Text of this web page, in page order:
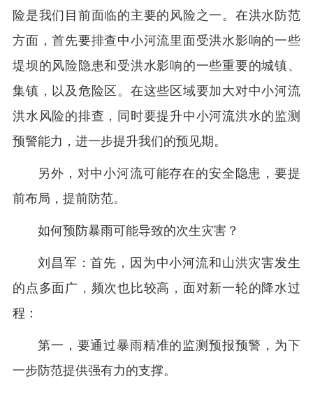
险是我们目前面临的主要的风险之一。在洪水防范
方面，首先要排查中小河流里面受洪水影响的一些
堤坝的风险隐患和受洪水影响的一些重要的城镇、
集镇，以及危险区。在这些区域要加大对中小河流
洪水风险的排查，同时要提升中小河流洪水的监测
预警能力，进一步提升我们的预见期。
另外，对中小河流可能存在的安全隐患，要提
前布局，提前防范。
如何预防暴雨可能导致的次生灾害？
刘昌军：首先，因为中小河流和山洪灾害发生
的点多面广，频次也比较高，面对新一轮的降水过
程：
第一，要通过暴雨精准的监测预报预警，为下
一步防范提供强有力的支撑。